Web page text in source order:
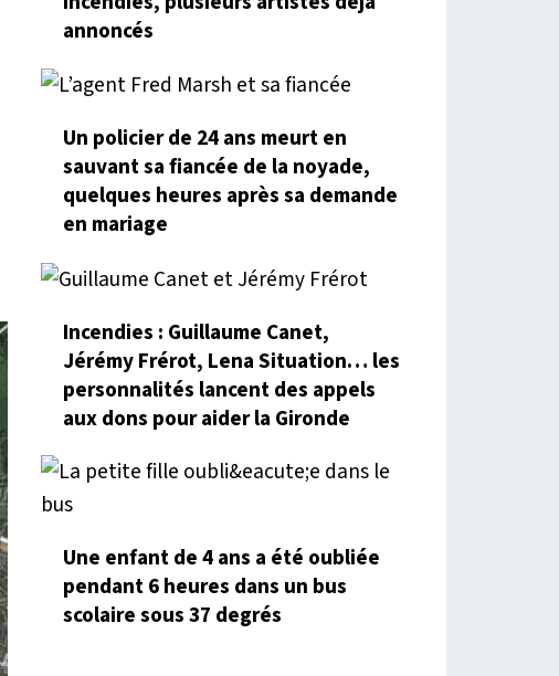
annoncés
Un policier de 24 ans meurt en
sauvant sa fiancée de la noyade,
quelques heures après sa demande
en mariage
Incendies : Guillaume Canet,
Jérémy Frérot, Lena Situation… les
personnalités lancent des appels
aux dons pour aider la Gironde
Une enfant de 4 ans a été oubliée
pendant 6 heures dans un bus
scolaire sous 37 degrés